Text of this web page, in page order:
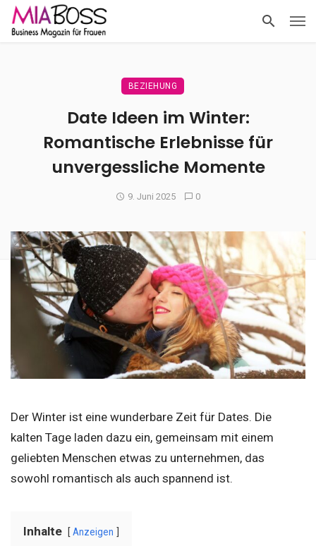
BEZIEHUNG
Date Ideen im Winter:
Romantische Erlebnisse für
unvergessliche Momente
9. Juni 2025 0
Der Winter ist eine wunderbare Zeit für Dates. Die
kalten Tage laden dazu ein, gemeinsam mit einem
geliebten Menschen etwas zu unternehmen, das
sowohl romantisch als auch spannend ist.
Inhalte Anzeigen